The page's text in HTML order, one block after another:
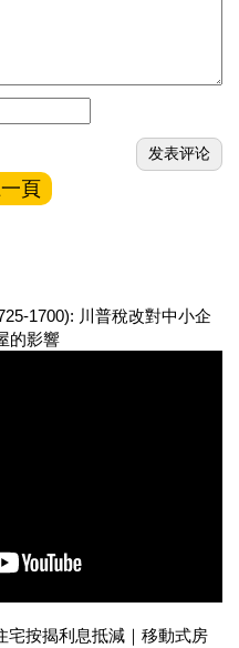
頁
1700): 川普稅改對中小企
的影響
宅按揭利息抵減｜移動式房